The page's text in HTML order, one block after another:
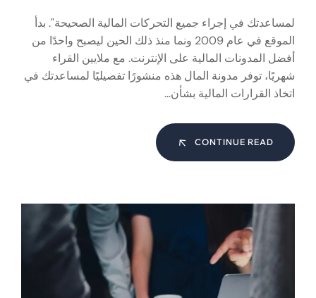
لمساعدتك في إجراء جميع التحركات المالية الصحيحة". بدأ
الموقع في عام 2009 ونما منذ ذلك الحين ليصبح واحدًا من
أفضل المدونات المالية على الإنترنت. مع ملايين القراء
شهريًا، توفر مدونة المال هذه منشورًا تفصيليًا لمساعدتك في
اتخاذ القرارات المالية بشأن…
CONTINUE READ